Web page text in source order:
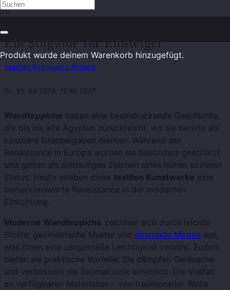
Produkt wurde deinem Warenkorb hinzugefügt.
Ein Stilguide für Einsteiger
Joachim Rodriguez y Romero
Di., 21. Juli 2026, 12:45 CEST
Wandteppiche haben eine beeindruckende Geschichte,
die bis ins alte Ägypten zurückreicht, wo sie bereits als
kostbare Grabbeigaben dienten. Während der
Renaissance in Europa wurden sie besonders geschätzt
und galten als eindeutiges Zeichen eines hohen sozialen
Status. Heute erleben diese textilen Kunstwerke eine
bemerkenswerte Renaissance in der modernen
Einrichtung.
Moderne Wandteppiche zeichnen sich durch leichte
Stoffe, geometrische Muster und abstrakte Motive aus,
was ihnen eine zeitgemäße Leichtigkeit verleiht. Zudem
bieten sie praktische Vorteile: Sie dämpfen Geräusche
und verbessern die Raumakustik erheblich. Die Vielfalt
an verfügbaren Materialien – von traditioneller Wolle